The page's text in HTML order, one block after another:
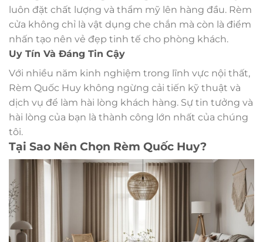
luôn đặt chất lượng và thẩm mỹ lên hàng đầu. Rèm
cửa không chỉ là vật dụng che chắn mà còn là điểm
nhấn tạo nên vẻ đẹp tinh tế cho phòng khách.
Uy Tín Và Đáng Tin Cậy
Với nhiều năm kinh nghiệm trong lĩnh vực nội thất,
Rèm Quốc Huy không ngừng cải tiến kỹ thuật và
dịch vụ để làm hài lòng khách hàng. Sự tin tưởng và
hài lòng của bạn là thành công lớn nhất của chúng
tôi.
Tại Sao Nên Chọn Rèm Quốc Huy?